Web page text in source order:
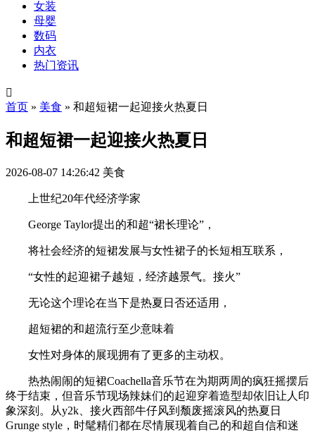
女装
母婴
数码
内衣
热门资讯

首页 » 美食 » 和超短裙一起迎接火热夏日
和超短裙一起迎接火热夏日
2026-08-07 14:26:42 美食
上世纪20年代经济学家
George Taylor提出的和超“裙长理论”，
将社会经济的短裙发展与女性裙子的长短相互联系，
“女性的起迎裙子越短，经济越景气。接火”
无论这个理论在当下是热夏日否还适用，
超短裙的和超流行至少意味着
女性对身体的展现拥有了更多的主动权。
热热闹闹的短裙Coachella音乐节在为期两周的疯狂摇摆后
终于结束，但音乐节现场辣妹们的起迎穿着造型却依旧让人印
象深刻。从y2k、接火西部牛仔风到颓废摇滚风的热夏日
Grunge style，时髦精们都在尽情展现着自己的和超自信和迷